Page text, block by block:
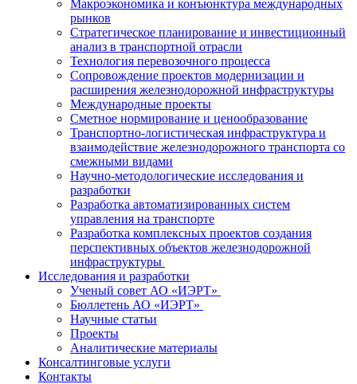
Макроэкономика и конъюнктура международных
рынков
Стратегическое планирование и инвестиционный
анализ в транспортной отрасли
Технология перевозочного процесса
Сопровождение проектов модернизации и
расширения железнодорожной инфраструктуры
Международные проекты
Сметное нормирование и ценообразование
Транспортно-логистическая инфраструктура и
взаимодействие железнодорожного транспорта со
смежными видами
Научно-методологические исследования и
разработки
Разработка автоматизированных систем
управления на транспорте
Разработка комплексных проектов создания
перспективных объектов железнодорожной
инфраструктуры
Исследования и разработки
Ученый совет АО «ИЭРТ»
Бюллетень АО «ИЭРТ»
Научные статьи
Проекты
Аналитические материалы
Консалтинговые услуги
Контакты